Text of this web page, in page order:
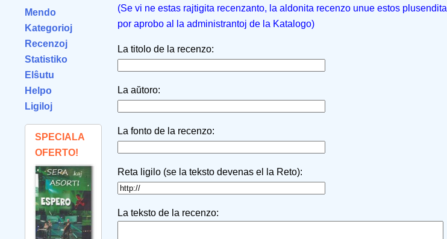
Mendo
Kategorioj
Recenzoj
Statistiko
Elŝutu
Helpo
Ligiloj
SPECIALA
OFERTO!
(Se vi ne estas rajtigita recenzanto, la aldonita recenzo unue estos plusendita
por aprobo al la administrantoj de la Katalogo)
La titolo de la recenzo:
La aŭtoro:
La fonto de la recenzo:
Reta ligilo (se la teksto devenas el la Reto):
La teksto de la recenzo: